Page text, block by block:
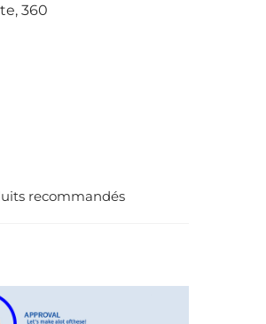
360
recommandés